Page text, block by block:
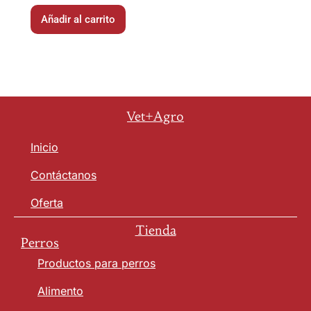
Añadir al carrito
Vet+Agro
Inicio
Contáctanos
Oferta
Tienda
Perros
Productos para perros
Alimento